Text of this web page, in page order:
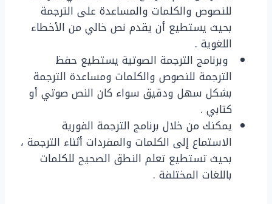
للنصوص والكلمات والمساعدة على الترجمة
بحيث يستطيع أن يقدم نص خالي من الأخطاء
اللغوية .
وبرنامج الترجمة الصوتية يستطيع حفظ
الترجمة للنصوص والكلمات ومساعدة الترجمة
بشكل سهل ودقيق سواء كان النص صوتي أو
كتابي .
يمكنك من خلال برنامج الترجمة الفورية
الاستماع إلى الكلمات والمفردات أثناء الترجمة ،
بحيث تستطيع تعلم النطق الصحيح للكلمات
باللغات المختلفة .